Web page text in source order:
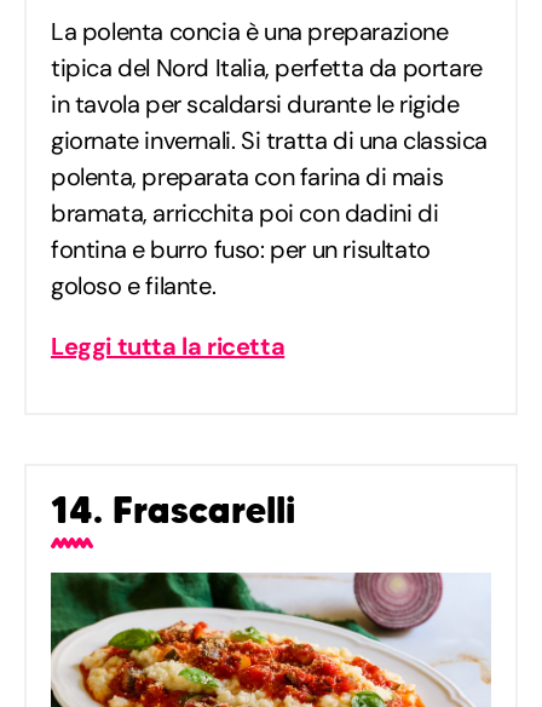
La polenta concia è una preparazione
tipica del Nord Italia, perfetta da portare
in tavola per scaldarsi durante le rigide
giornate invernali. Si tratta di una classica
polenta, preparata con farina di mais
bramata, arricchita poi con dadini di
fontina e burro fuso: per un risultato
goloso e filante.
Leggi tutta la ricetta
14. Frascarelli